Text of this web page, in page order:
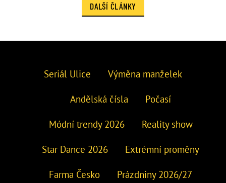
DALŠÍ ČLÁNKY
Seriál Ulice Výměna manželek
Andělská čísla Počasí
Módní trendy 2026 Reality show
Star Dance 2026 Extrémní proměny
Farma Česko Prázdniny 2026/27